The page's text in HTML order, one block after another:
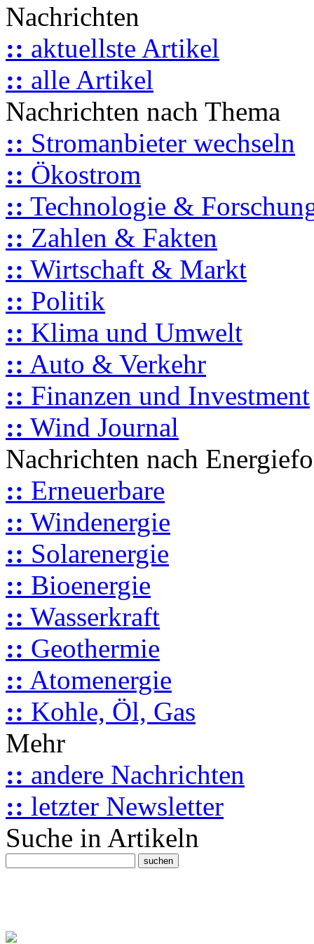
Nachrichten
:: aktuellste Artikel
:: alle Artikel
Nachrichten nach Thema
:: Stromanbieter wechseln
:: Ökostrom
:: Technologie &
:: Zahlen & Fakten
:: Wirtschaft & Markt
:: Politik
:: Klima und Umwelt
:: Auto & Verkehr
:: Finanzen und Investment
:: Wind Journal
Nachrichten nach
:: Erneuerbare
:: Windenergie
:: Solarenergie
:: Bioenergie
:: Wasserkraft
:: Geothermie
:: Atomenergie
:: Kohle, Öl, Gas
Mehr
:: andere Nachrichten
:: letzter Newsletter
Suche in Artikeln